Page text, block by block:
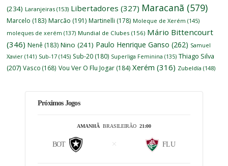
(234) Laranjeiras (153) Libertadores (327) Maracanã (579)
Marcelo (183) Marcão (191) Martinelli (178) Moleque de Xerém (145)
moleques de xerém (137) Mundial de Clubes (156) Mário Bittencourt
(346) Nenê (183) Nino (241) Paulo Henrique Ganso (262) Samuel
Xavier (141) Sub-17 (145) Sub-20 (180) Superliga Feminina (135) Thiago Silva
(207) Vasco (168) Vou Ver O Flu Jogar (184) Xerém (316) Zubeldía (148)
Próximos Jogos
AMANHÃBRASILEIRÃO 21:00
BOT FLU